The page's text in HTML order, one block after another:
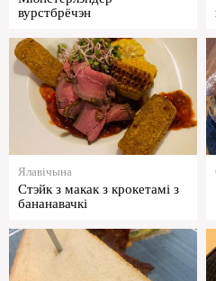
вурстбрёчэн
Ялавічына
Стэйк з макак з крокетамі з
бананавачкі